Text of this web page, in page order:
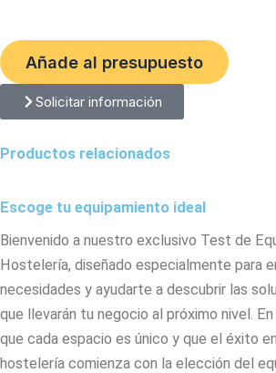
Añade al presupuesto
Solicitar información
Productos relacionados
Escoge tu equipamiento ideal
Bienvenido a nuestro exclusivo Test de
Hostelería, diseñado especialmente para
necesidades y ayudarte a descubrir las
que llevarán tu negocio al próximo nivel.
que cada espacio es único y que el éxito
hostelería comienza con la elección del